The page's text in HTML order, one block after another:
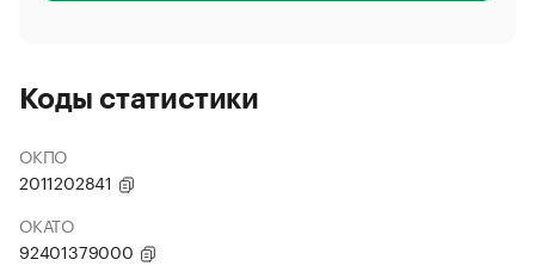
Коды статистики
ОКПО
2011202841
ОКАТО
92401379000